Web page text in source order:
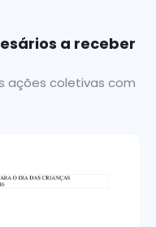
a receber
ações coletivas com